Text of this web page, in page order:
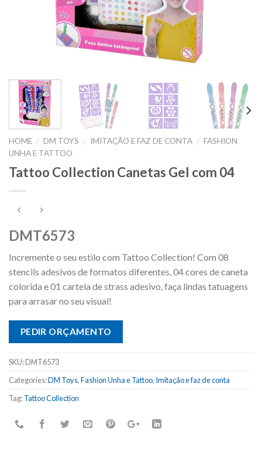
HOME / DM TOYS / IMITAÇÃO E FAZ DE CONTA / FASHION
UNHA E TATTOO
Tattoo Collection Canetas Gel com 04
DMT6573
Incremente o seu estilo com Tattoo Collection! Com 08
stencils adesivos de formatos diferentes, 04 cores de caneta
colorida e 01 cartela de strass adesivo, faça lindas tatuagens
para arrasar no seu visual!
PEDIR ORÇAMENTO
SKU:DMT6573
Categories:DM Toys,Fashion Unha e Tattoo, Imitação e faz de conta
Tag:Tattoo Collection